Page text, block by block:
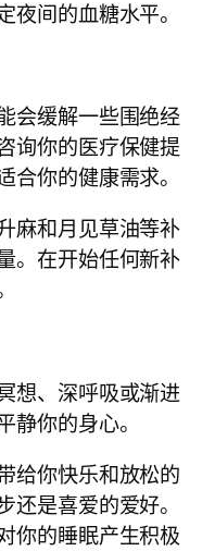
夜间的血糖水平。
会缓解一些围绝经
询你的医疗保健提
合你的健康需求。
麻和月见草油等补
。在开始任何新补
想、深呼吸或渐进
静你的身心。
给你快乐和放松的
还是喜爱的爱好。
你的睡眠产生积极